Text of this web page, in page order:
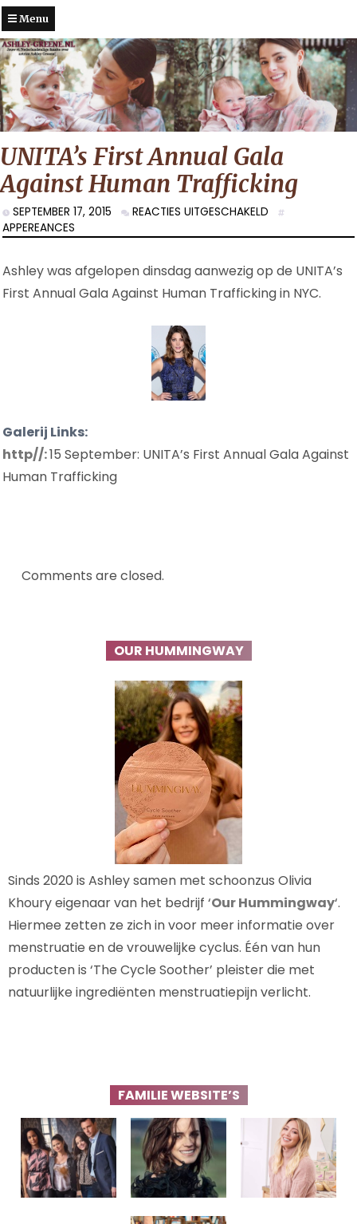
Menu
UNITA’s First Annual Gala
Against Human Trafficking
SEPTEMBER 17, 2015 REACTIES UITGESCHAKELD VOOR
FIRST
GALA
AGAINST
APPEREANCES
Ashley was afgelopen dinsdag aanwezig op de UNITA’s
First Annual Gala Against Human Trafficking in NYC.
Galerij Links:
http//:15 September: UNITA’s First Annual Gala Against
Human Trafficking
Comments are closed.
OUR HUMMINGWAY
Sinds 2020 is Ashley samen met schoonzus Olivia
Khoury eigenaar van het bedrijf ‘Our Hummingway‘.
Hiermee zetten ze zich in voor meer informatie over
menstruatie en de vrouwelijke cyclus. Één van hun
producten is ‘The Cycle Soother’ pleister die met
natuurlijke ingrediënten menstruatiepijn verlicht.
FAMILIE WEBSITE’S